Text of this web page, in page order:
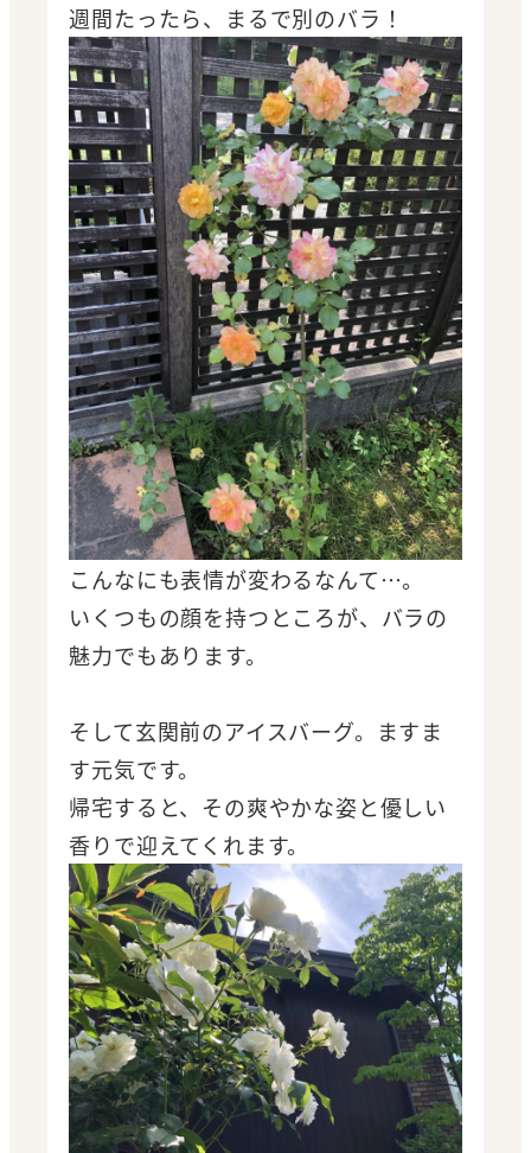
週間たったら、まるで別のバラ！
こんなにも表情が変わるなんて…。
いくつもの顔を持つところが、バラの
魅力でもあります。
そして玄関前のアイスバーグ。ますま
す元気です。
帰宅すると、その爽やかな姿と優しい
香りで迎えてくれます。